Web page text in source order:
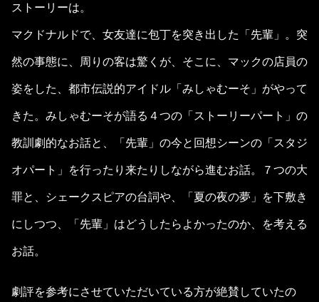
ストーリーは。
マクドナルドで、女友達に包丁を突き出した「先輩」。突
然の事態に、周りの客は驚くが、そこに、マックの店員の
姿をした、都市伝説的アイドル「みしゃむーそ」がやって
きた。みしゃむーそが語る４つの「ストーリーパート」の
教訓劇的なお話と、「先輩」の今と回想シーンの「スタジ
オパート」を行ったり来たりしながら進むお話。７つの大
罪と、シェークスピアの台詞や、「夏の夜の夢」を下敷き
にしつつ、「先輩」はどうしたらよかったのか、を考える
お話。
劇評を参考にさせていただいている方が絶賛していたの